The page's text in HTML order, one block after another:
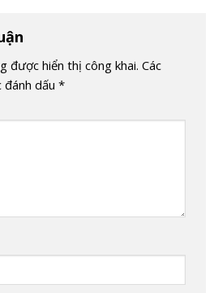
được hiển thị công khai. Các
dấu *